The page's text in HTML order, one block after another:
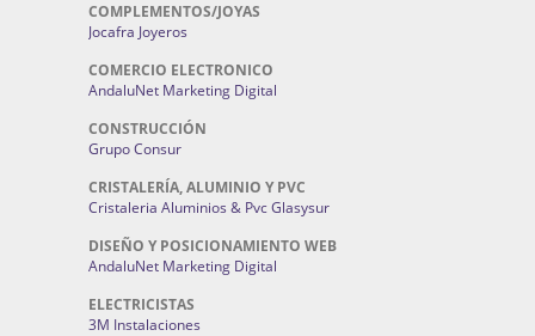
COMPLEMENTOS/JOYAS
Jocafra Joyeros
COMERCIO ELECTRONICO
AndaluNet Marketing Digital
CONSTRUCCIÓN
Grupo Consur
CRISTALERÍA, ALUMINIO Y PVC
Cristaleria Aluminios & Pvc Glasysur
DISEÑO Y POSICIONAMIENTO WEB
AndaluNet Marketing Digital
ELECTRICISTAS
3M Instalaciones